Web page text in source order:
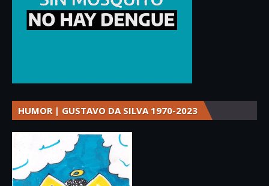
HUMOR | GUSTAVO DA SILVA 1970-2023